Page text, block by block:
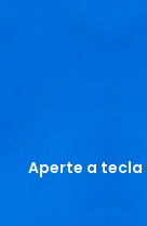
Aperte a tecla